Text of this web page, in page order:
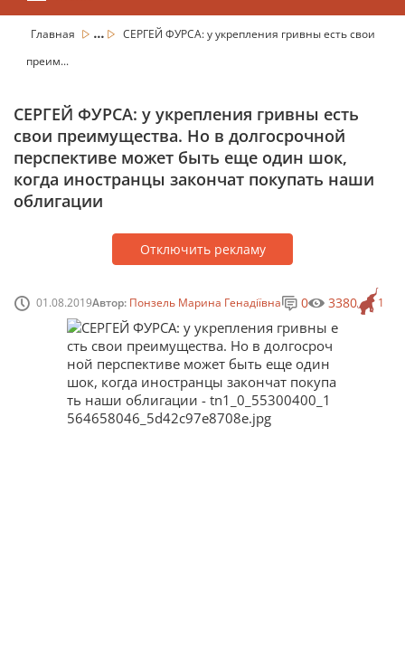
Главная ...
СЕРГЕЙ ФУРСА: у укрепления гривны есть свои
преим...
СЕРГЕЙ ФУРСА: у укрепления гривны есть
свои преимущества. Но в долгосрочной
перспективе может быть еще один шок,
когда иностранцы закончат покупать наши
облигации
Отключить рекламу
01.08.2019Автор: Понзель Марина Генадіївна 1
0 3380